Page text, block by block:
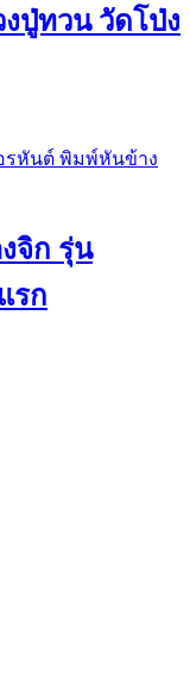
ปู่ทวน วัดโป่ง
จิก รุ่น
รก